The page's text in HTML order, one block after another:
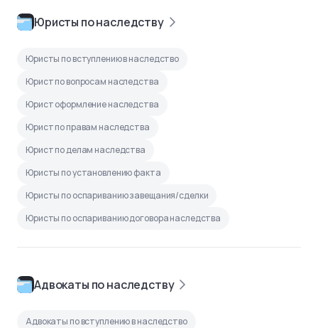
Юристы по наследству
Юристы по вступлению в наследство
Юрист по вопросам наследства
Юрист оформление наследства
Юрист по правам наследства
Юрист по делам наследства
Юристы по установлению факта
Юристы по оспариванию завещания/сделки
Юристы по оспариванию договора наследства
Адвокаты по наследству
Адвокаты по вступлению в наследство